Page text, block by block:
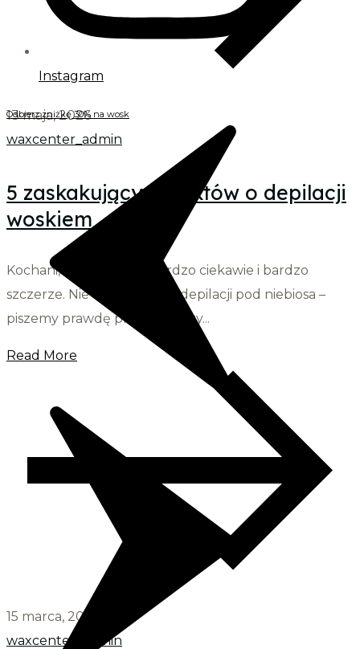
Instagram
Odbierz zniżkę 30% na wosk
13 maja, 2026
waxcenter_admin
5 zaskakujących faktów o depilacji
woskiem
Kochani, dzisiaj będzie bardzo ciekawie i bardzo
szczerze. Nie wychwalamy depilacji pod niebiosa –
piszemy prawdę prosto w oczy...
Read More
15 marca, 2026
waxcenter_admin